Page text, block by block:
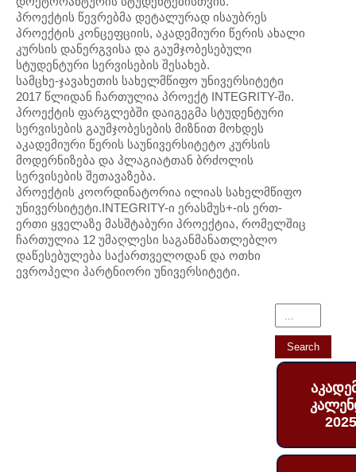
პროექტის წევრებმა დეტალურად ისაუბრეს
პროექტის კონცეფციის, აკადემიური წერის ახალი
კურსის დანერგვისა და გაუმჯობესებული
სტუდენტური სერვისების შესახებ.
სამცხე-ჯავახეთის სახელმწიფო უნივერსიტეტი
2017 წლიდან ჩართულია პროექტ INTEGRITY-ში.
პროექტის ფარგლებში დაიგეგმა სტუდენტური
სერვისების გაუმჯობესების მიზნით მოხდეს
აკადემიური წერის საუნივერსიტეტო კურსის
მოდერნიზება და პლაგიატთან ბრძოლის
სერვისების შეთავაზება.
პროექტის კოორდინატორია ილიას სახელმწიფო
უნივერსიტეტი.INTEGRITY-ი ერასმუს+-ის ერთ-
ერთი ყველაზე მასშტაბური პროექტია, რომელშიც
ჩართულია 12 უმაღლესი საგანმანათლებლო
დაწესებულება საქართველოდან და ოთხი
ევროპელი პარტნიორი უნივერსიტეტი.